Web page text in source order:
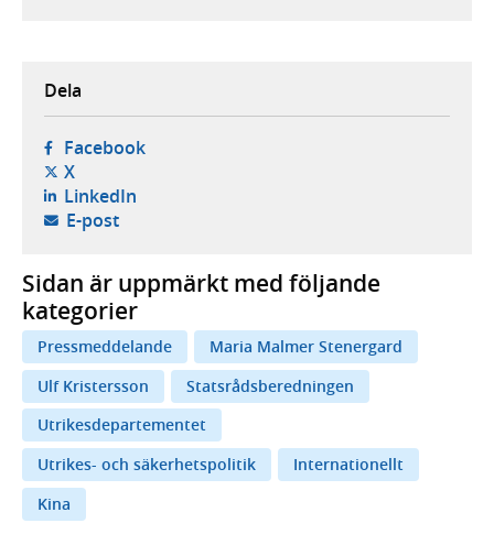
Dela
Facebook- öppnas i ny flik, extern webbplats,
X- öppnas i ny flik, extern webbplats,
LinkedIn- öppnas i ny flik, extern webbplats,
E-post- öppnar din e-postklient,
Sidan är uppmärkt med följande
kategorier
Pressmeddelande
Maria Malmer Stenergard
Ulf Kristersson
Statsrådsberedningen
Utrikesdepartementet
Utrikes- och säkerhetspolitik
Internationellt
Kina